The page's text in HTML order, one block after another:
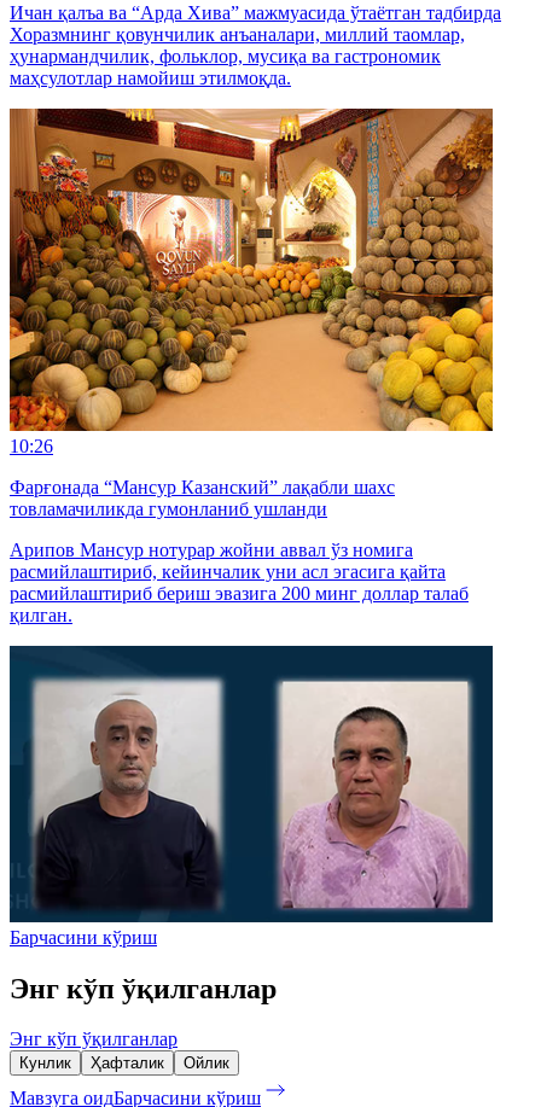
Ичан қалъа ва “Арда Хива” мажмуасида ўтаётган тадбирда
Хоразмнинг қовунчилик анъаналари, миллий таомлар,
ҳунармандчилик, фольклор, мусиқа ва гастрономик
маҳсулотлар намойиш этилмоқда.
10:26
Фарғонада “Мансур Казанский” лақабли шахс
товламачиликда гумонланиб ушланди
Арипов Мансур нотурар жойни аввал ўз номига
расмийлаштириб, кейинчалик уни асл эгасига қайта
расмийлаштириб бериш эвазига 200 минг доллар талаб
қилган.
Барчасини кўриш
Энг кўп ўқилганлар
Энг кўп ўқилганлар
Кунлик Ҳафталик Ойлик
Мавзуга оидБарчасини кўриш